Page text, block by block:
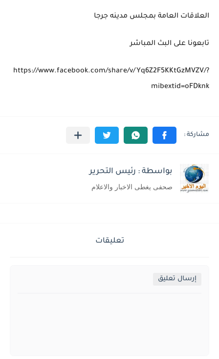
العلاقات العامة بمجلس مدينه جرجا
تابعونا على البث المباشر
https://www.facebook.com/share/v/Yq6Z2F5KKtGzMVZV/?
mibextid=oFDknk
بواسطة : رئيس التحرير
صحفى يغطى الاخبار والاعلام
تعليقات
إرسال تعليق